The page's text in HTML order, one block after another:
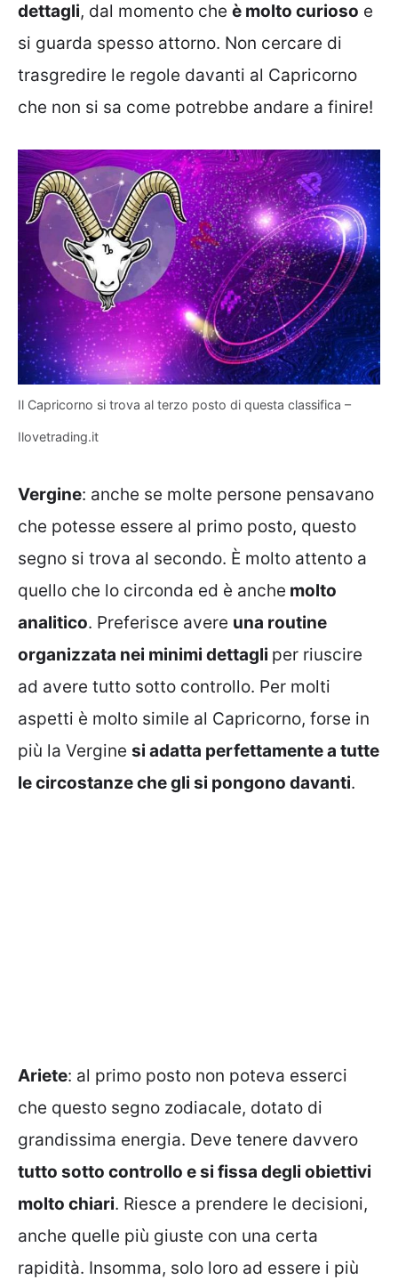
dettagli, dal momento che è molto curioso e
si guarda spesso attorno. Non cercare di
trasgredire le regole davanti al Capricorno
che non si sa come potrebbe andare a finire!
Il Capricorno si trova al terzo posto di questa classifica –
Ilovetrading.it
Vergine: anche se molte persone pensavano
che potesse essere al primo posto, questo
segno si trova al secondo. È molto attento a
quello che lo circonda ed è anche molto
analitico. Preferisce avere una routine
organizzata nei minimi dettagli per riuscire
ad avere tutto sotto controllo. Per molti
aspetti è molto simile al Capricorno, forse in
più la Vergine si adatta perfettamente a tutte
le circostanze che gli si pongono davanti.
Ariete: al primo posto non poteva esserci
che questo segno zodiacale, dotato di
grandissima energia. Deve tenere davvero
tutto sotto controllo e si fissa degli obiettivi
molto chiari. Riesce a prendere le decisioni,
anche quelle più giuste con una certa
rapidità. Insomma, solo loro ad essere i più